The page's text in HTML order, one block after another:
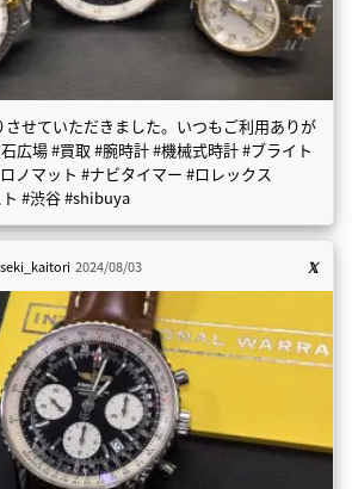
せていただきました。いつもご利用ありが
広場 #買取 #腕時計 #機械式時計 #ブライト
ノマット #ナビタイマー #ロレックス
#渋谷 #shibuya
2024/08/03